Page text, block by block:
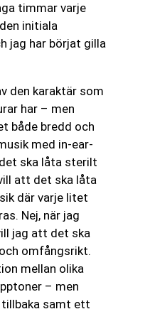
timmar varje
initiala
jag har börjat gilla
den karaktär som
har – men
både bredd och
med in-ear-
ska låta sterilt
att det ska låta
där varje litet
Nej, när jag
jag att det ska
omfångsrikt.
mellan olika
– men
tillbaka samt ett